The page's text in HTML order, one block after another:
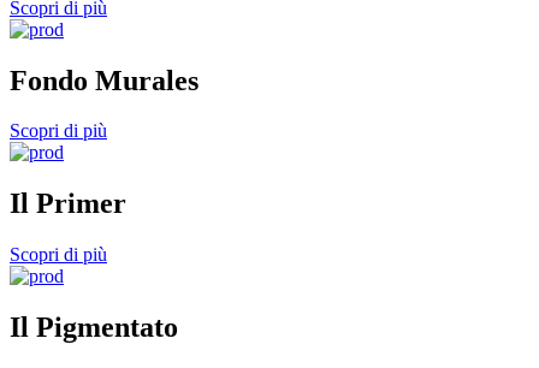
Scopri di più
Fondo Murales
Scopri di più
Il Primer
Scopri di più
Il Pigmentato